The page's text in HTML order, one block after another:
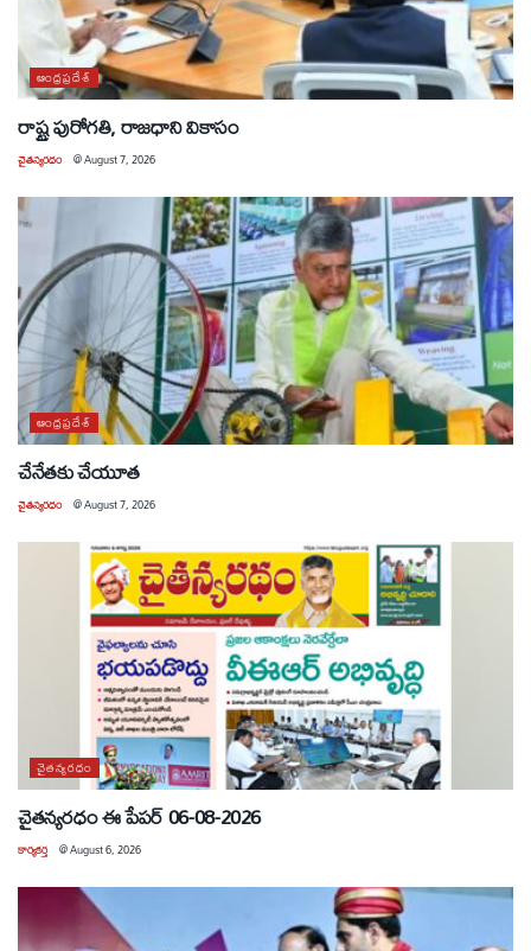
ఆంధ్రప్రదేశ్
రాష్ట్ర పురోగతి, రాజధాని వికాసం
చైతన్యరధం @August 7, 2026
ఆంధ్రప్రదేశ్
చేనేతకు చేయూత
చైతన్యరధం @August 7, 2026
చైతన్యరధం
చైతన్యరధం ఈ పేపర్ 06-08-2026
కార్యకర్త @August 6, 2026